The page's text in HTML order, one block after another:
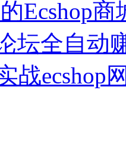
Ecshop
坛全自动
战ecshop